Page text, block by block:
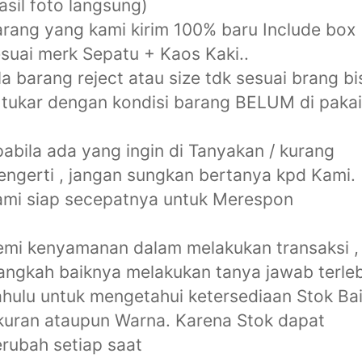
foto langsung)
yang kami kirim 100% baru Include box
merk Sepatu + Kaos Kaki..
barang reject atau size tdk sesuai brang
dengan kondisi barang BELUM di
ada yang ingin di Tanyakan / kurang
, jangan sungkan bertanya kpd Kami.
siap secepatnya untuk Merespon
kenyamanan dalam melakukan transaksi ,
baiknya melakukan tanya jawab
untuk mengetahui ketersediaan Stok
ataupun Warna. Karena Stok dapat
setiap saat